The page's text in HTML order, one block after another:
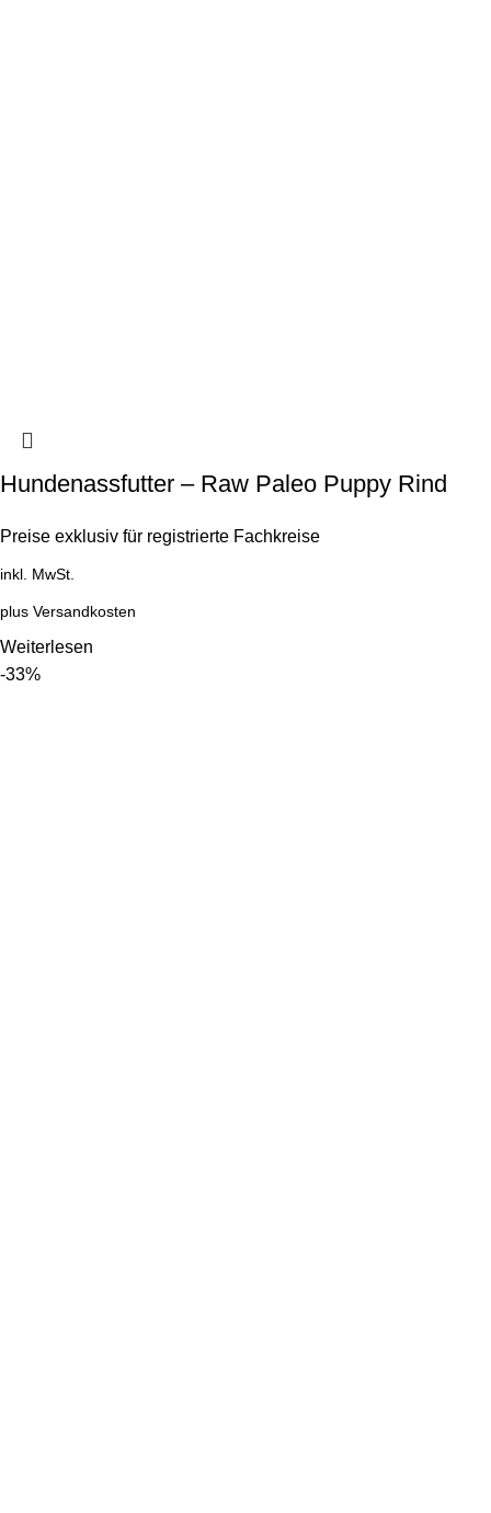
Hundenassfutter – Raw Paleo Puppy Rind
Preise exklusiv für registrierte Fachkreise
inkl. MwSt.
plus Versandkosten
Weiterlesen
-33%